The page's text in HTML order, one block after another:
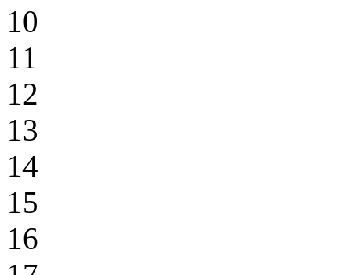
10
11
12
13
14
15
16